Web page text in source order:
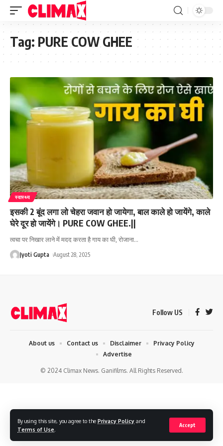
By using this site, you agree to the Privacy Policy and
Terms of Use
Accept
Tag: PURE COW GHEE
स्वास्थ्य
इसकी 2 बूंद लगा लो चेहरा जवान हो जायेगा, बाल काले हो जायेंगे, काले
घेरे दूर हो जायेंगे। PURE COW GHEE.||
त्वचा पर निखार लाने में मदद करता है गाय का घी, रोजाना…
Jyoti Gupta August 28, 2025
Follow US
© 2024 Climax News. Ganifilms. All Rights Reserved.
About us Contact us Disclaimer
Privacy Policy
Advertise